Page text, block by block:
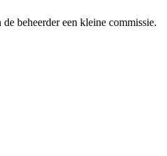
beheerder een kleine commissie.